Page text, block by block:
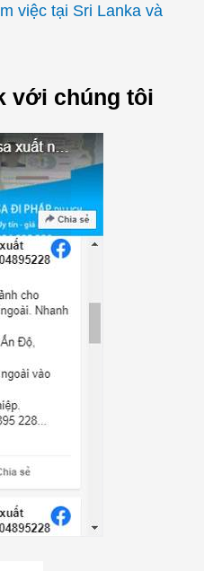
việc tại Sri Lanka và
với chúng tôi